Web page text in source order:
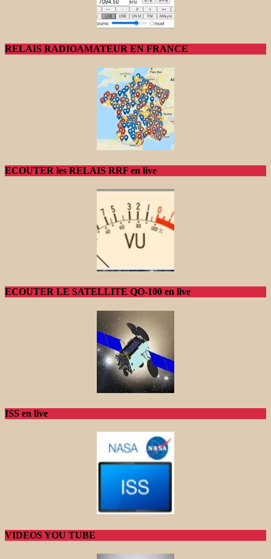
RELAIS RADIOAMATEUR EN FRANCE
ECOUTER les RELAIS RRF en live
ECOUTER LE SATELLITE QO-100 en live
ISS en live
VIDEOS YOU TUBE